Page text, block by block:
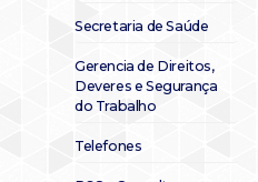
Secretaria de Saúde
Gerencia de Direitos,
Deveres e Segurança
do Trabalho
Telefones